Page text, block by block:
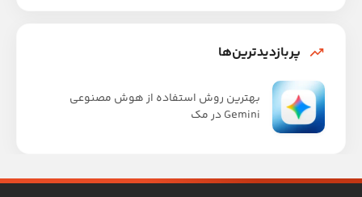
پربازدیدترین‌ها
بهترین روش استفاده از هوش مصنوعی
Gemini در مک